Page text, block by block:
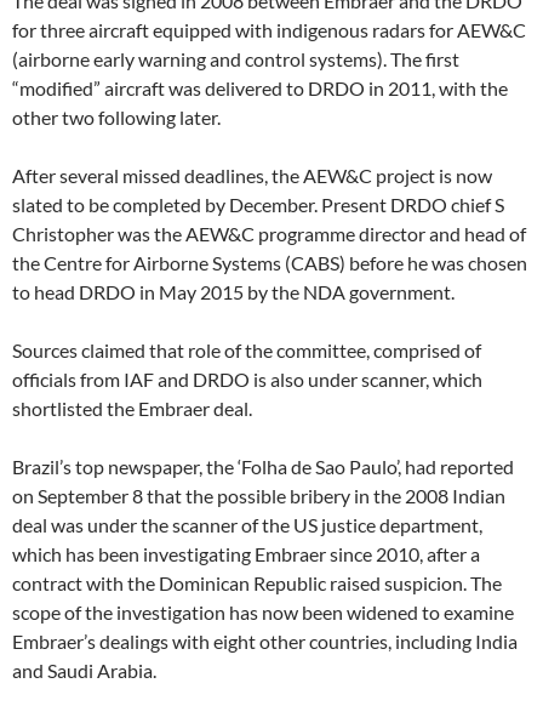
for three aircraft equipped with indigenous radars for AEW&C
(airborne early warning and control systems). The first
“modified” aircraft was delivered to DRDO in 2011, with the
other two following later.
After several missed deadlines, the AEW&C project is now
slated to be completed by December. Present DRDO chief S
Christopher was the AEW&C programme director and head of
the Centre for Airborne Systems (CABS) before he was chosen
to head DRDO in May 2015 by the NDA government.
Sources claimed that role of the committee, comprised of
officials from IAF and DRDO is also under scanner, which
shortlisted the Embraer deal.
Brazil’s top newspaper, the ‘Folha de Sao Paulo’, had reported
on September 8 that the possible bribery in the 2008 Indian
deal was under the scanner of the US justice department,
which has been investigating Embraer since 2010, after a
contract with the Dominican Republic raised suspicion. The
scope of the investigation has now been widened to examine
Embraer’s dealings with eight other countries, including India
and Saudi Arabia.